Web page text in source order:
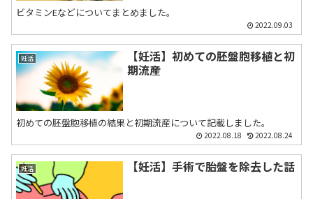
ビタミンEなどについてまとめました。
2022.09.03
妊活
【妊活】初めての胚盤胞移植と初
期流産
初めての胚盤胞移植の結果と初期流産について記載しました。
2022.08.18 2022.08.24
妊活 【妊活】手術で胎盤を除去した話